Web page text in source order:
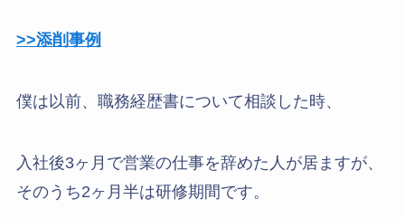
>>添削事例
僕は以前、職務経歴書について相談した時、
入社後3ヶ月で営業の仕事を辞めた人が居ますが、
そのうち2ヶ月半は研修期間です。